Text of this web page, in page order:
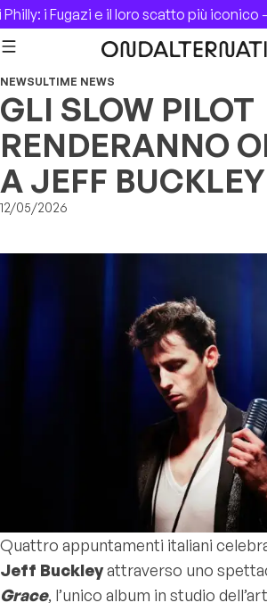
Skip to content
i Fugazi e il loro scatto più iconico –
NEWSULTIME NEWS
GLI SLOW PILOT
RENDERANNO
A JEFF BUCKLEY
12/05/2026
Quattro appuntamenti italiani
Jeff Buckleyattraverso uno
Grace, l’unico album in studio